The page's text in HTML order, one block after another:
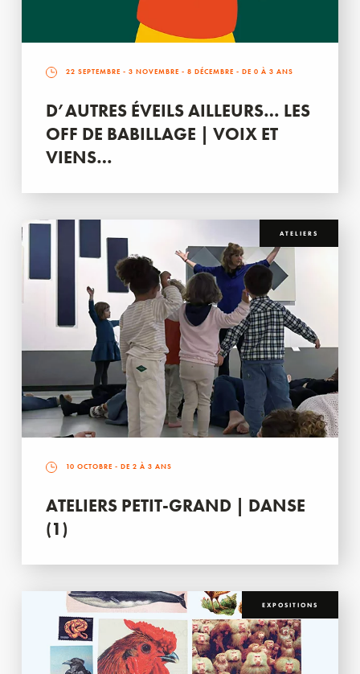
22 SEPTEMBRE - 3 NOVEMBRE - 8 DÉCEMBRE - DE 0 À 3 ANS
D’AUTRES ÉVEILS AILLEURS… LES
OFF DE BABILLAGE | VOIX ET
VIENS…
ATELIERS
10 OCTOBRE - DE 2 À 3 ANS
ATELIERS PETIT-GRAND | DANSE
(1)
EXPOSITIONS